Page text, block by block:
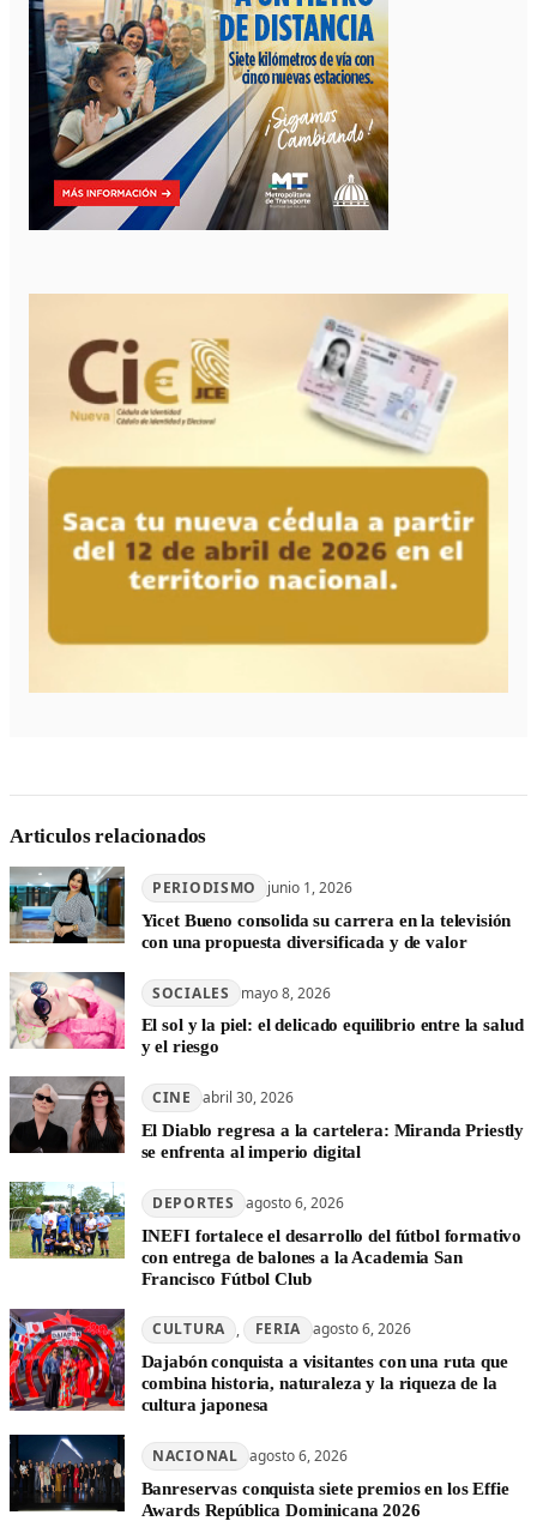
Articulos relacionados
PERIODISMO junio 1, 2026
Yicet Bueno consolida su carrera en la televisión
con una propuesta diversificada y de valor
SOCIALES mayo 8, 2026
El sol y la piel: el delicado equilibrio entre la salud
y el riesgo
CINE abril 30, 2026
El Diablo regresa a la cartelera: Miranda Priestly
se enfrenta al imperio digital
DEPORTES agosto 6, 2026
INEFI fortalece el desarrollo del fútbol formativo
con entrega de balones a la Academia San
Francisco Fútbol Club
CULTURA , FERIA agosto 6, 2026
Dajabón conquista a visitantes con una ruta que
combina historia, naturaleza y la riqueza de la
cultura japonesa
NACIONAL agosto 6, 2026
Banreservas conquista siete premios en los Effie
Awards República Dominicana 2026